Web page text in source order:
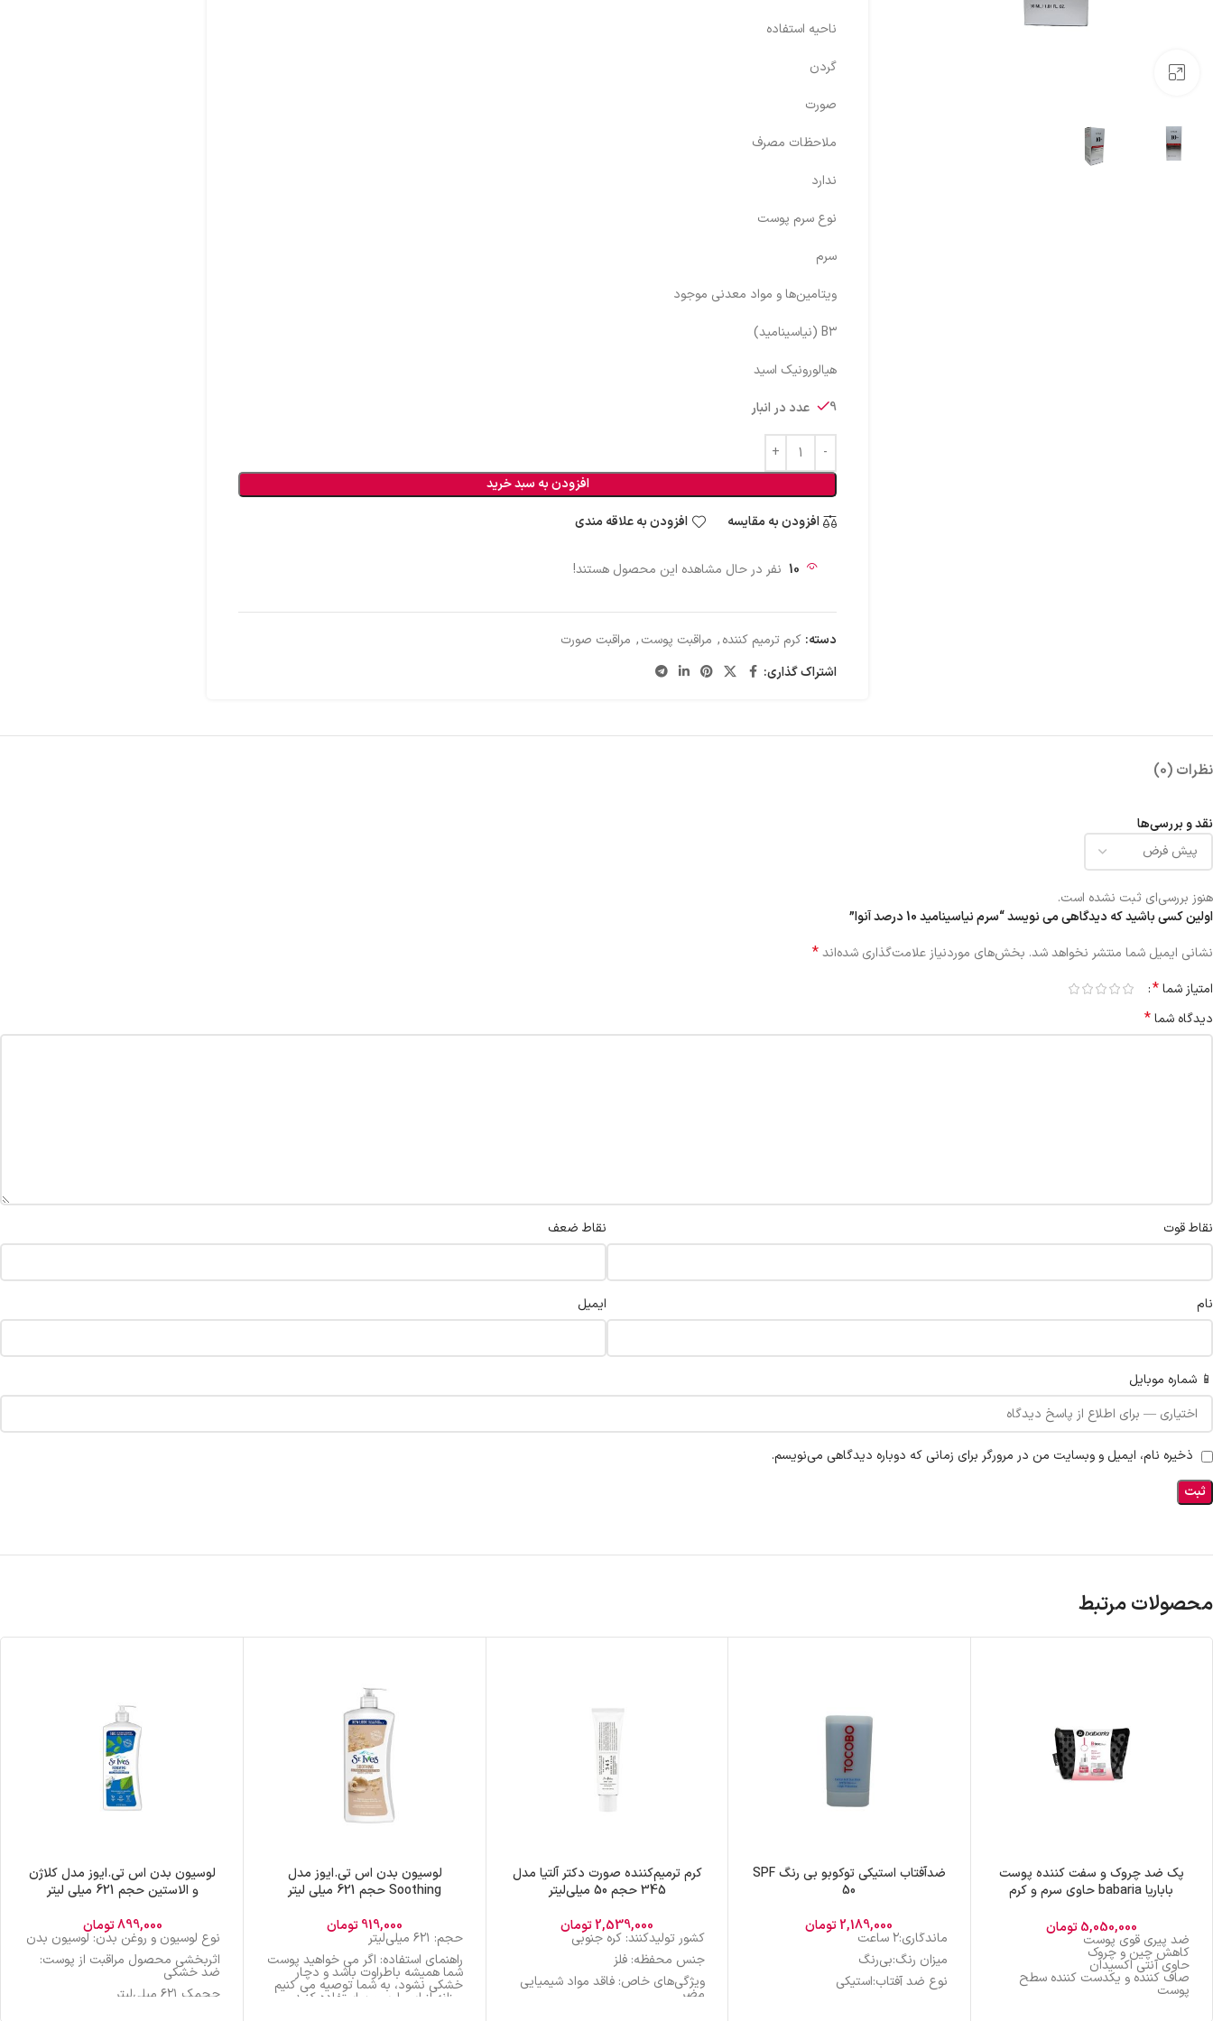
ناحیه استفاده
گردن
صورت
ملاحظات مصرف
ندارد
نوع سرم پوست
سرم
ویتامین‌ها و مواد معدنی موجود
B۳ (نیاسینامید)
هیالورونیک اسید
9 عدد در انبار
افزودن به سبد خرید
افزودن به مقایسه
افزودن به علاقه مندی
10 نفر در حال مشاهده این محصول هستند!
دسته: کرم ترمیم کننده, مراقبت پوست, مراقبت صورت
اشتراک گذاری:
نظرات (0)
نقد و بررسی‌ها
هنوز بررسی‌ای ثبت نشده است.
اولین کسی باشید که دیدگاهی می نویسد “سرم نیاسینامید 10 درصد آنوا”
نشانی ایمیل شما منتشر نخواهد شد. بخش‌های موردنیاز علامت‌گذاری شده‌اند*
امتیاز شما*
دیدگاه شما*
نقاط قوت نقاط ضعف
نام ایمیل
📱 شماره موبایل
ذخیره نام، ایمیل و وبسایت من در مرورگر برای زمانی که دوباره دیدگاهی می‌نویسم.
محصولات مرتبط
پک ضد چروک و سفت کننده پوست
باباریا babaria حاوی سرم و کرم
5,050,000تومان
ضد پیری قوی پوست
کاهش چین و چروک
حاوی آنتی اکسیدان
صاف کننده و یکدست کننده سطح
پوست
جوانساز
ضدآفتاب استیکی توکوبو بی رنگ SPF
50
2,189,000تومان
ماندگاری:۲ ساعت
میزان رنگ:بی‌رنگ
نوع ضد آفتاب:استیکی
کرم ترمیم‌کننده صورت دکتر آلتیا مدل
345 حجم 50 میلی‌لیتر
2,539,000تومان
کشور تولید‌کنند: کره جنوبی
جنس محفظه: فلز
ویژگی‌های خاص: فاقد مواد شیمیایی
مضر
لوسیون بدن اس تی.ایوز مدل
Soothing حجم 621 میلی لیتر
919,000تومان
حجم: ۶۲۱ میلی‌لیتر
راهنمای استفاده: اگر می خواهید پوست
شما همیشه باطراوت باشد و دچار
خشکی نشود، به شما توصیه می کنیم
روزانه از این لوسیون استفاده کنید.
لوسیون بدن اس تی.ایوز مدل کلاژن
و الاستین حجم 621 میلی لیتر
899,000تومان
نوع لوسیون و روغن بدن: لوسیون بدن
اثربخشی محصول مراقبت از پوست:
ضد خشکی
حجمک ۶۲۱ میلی‌لیتر